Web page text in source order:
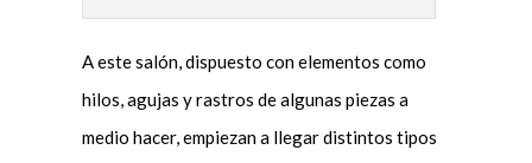
A este salón, dispuesto con elementos como
hilos, agujas y rastros de algunas piezas a
medio hacer, empiezan a llegar distintos tipos